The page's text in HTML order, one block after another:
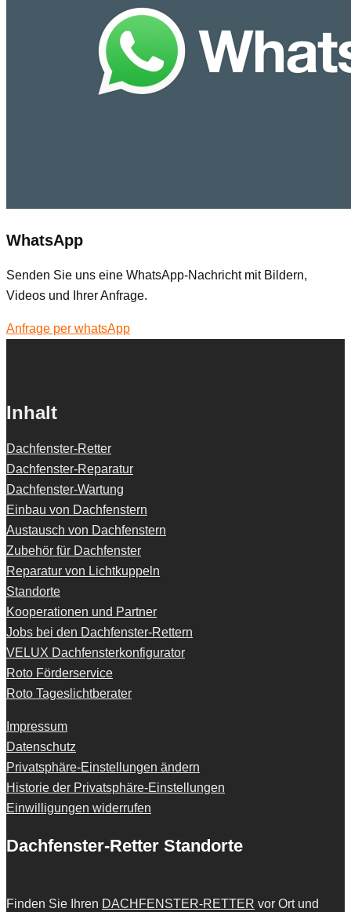
WhatsApp
Senden Sie uns eine WhatsApp-Nachricht mit Bildern,
Videos und Ihrer Anfrage.
Anfrage per whatsApp
Inhalt
Dachfenster-Retter
Dachfenster-Reparatur
Dachfenster-Wartung
Einbau von Dachfenstern
Austausch von Dachfenstern
Zubehör für Dachfenster
Reparatur von Lichtkuppeln
Standorte
Kooperationen und Partner
Jobs bei den Dachfenster-Rettern
VELUX Dachfensterkonfigurator
Roto Förderservice
Roto Tageslichtberater
Impressum
Datenschutz
Privatsphäre-Einstellungen ändern
Historie der Privatsphäre-Einstellungen
Einwilligungen widerrufen
Dachfenster-Retter Standorte
Finden Sie Ihren DACHFENSTER-RETTER vor Ort und